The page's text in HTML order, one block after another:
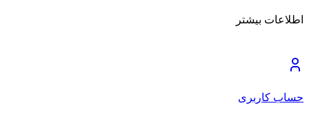
اطلاعات بیشتر
حساب کاربری